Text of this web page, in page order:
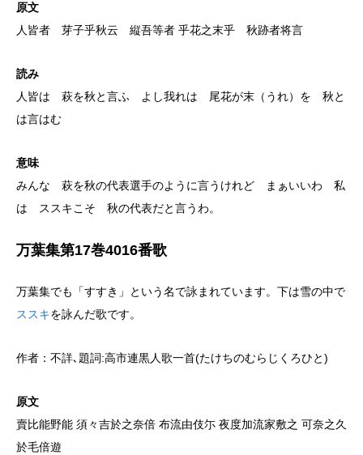
原文
人皆者 芽子乎秋云 縦吾等者 乎花之末乎 秋跡者将言
読み
人皆は 萩を秋と言ふ よし我れは 尾花が末（うれ）を 秋と
は言はむ
意味
みんな 萩を秋の代表選手のように言うけれど まぁいいわ 私
は ススキこそ 秋の代表だと言うわ。
万葉集第17巻4016番歌
万葉集でも「すすき」という名で詠まれています。下は雪の中で
ススキを詠んだ歌です。
作者：不詳､題詞:高市連黒人歌一首(たけちのむらじくろひと)
原文
賣比能野能 須々吉於之奈倍 布流由伎尓 夜度加流家敷之 可奈之久
於毛倍遊